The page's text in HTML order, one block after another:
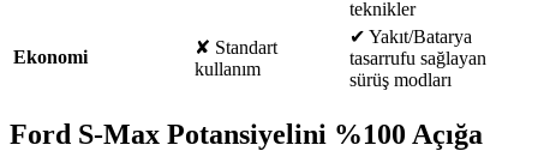
teknikler
Ekonomi ✘ Standart
kullanım
✔ Yakıt/Batarya
tasarrufu sağlayan
sürüş modları
Ford S-Max Potansiyelini %100 Açığa